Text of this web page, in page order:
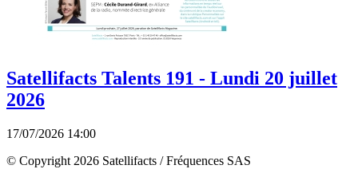
Satellifacts Talents 191 - Lundi 20 juillet
2026
17/07/2026 14:00
© Copyright 2026 Satellifacts / Fréquences SAS